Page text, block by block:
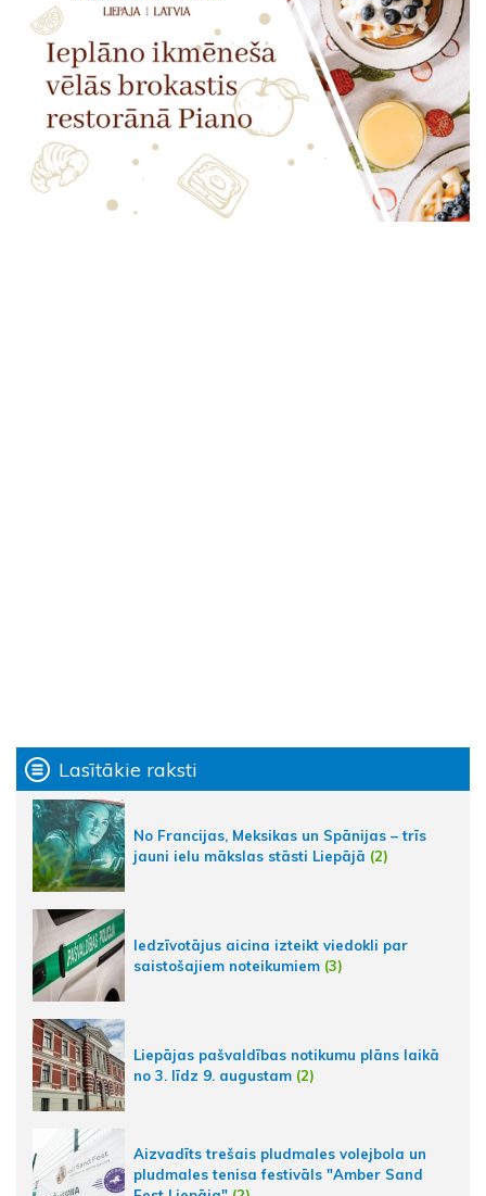
Lasītākie raksti
No Francijas, Meksikas un Spānijas – trīs
jauni ielu mākslas stāsti Liepājā (2)
Iedzīvotājus aicina izteikt viedokli par
saistošajiem noteikumiem (3)
Liepājas pašvaldības notikumu plāns laikā
no 3. līdz 9. augustam (2)
Aizvadīts trešais pludmales volejbola un
pludmales tenisa festivāls "Amber Sand